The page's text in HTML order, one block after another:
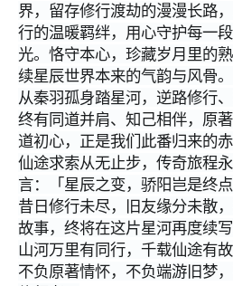
界，留存修行渡劫的漫漫长路
行的温暖羁绊，用心守护每一
光。恪守本心，珍藏岁月里的
续星辰世界本来的气韵与风骨。
从秦羽孤身踏星河，逆路修行
终有同道并肩、知己相伴，原
道初心，正是我们此番归来的赤
仙途求索从无止步，传奇旅程
言：「星辰之变，骄阳岂是终点
昔日修行未尽，旧友缘分未散
故事，终将在这片星河再度续写
山河万里有同行，千载仙途有故
不负原著情怀，不负端游旧梦